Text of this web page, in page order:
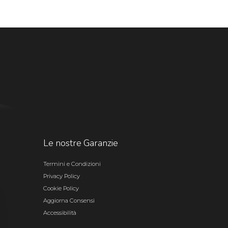
Le nostre Garanzie
Termini e Condizioni
Privacy Policy
Cookie Policy
Aggiorna Consensi
Accessibilità